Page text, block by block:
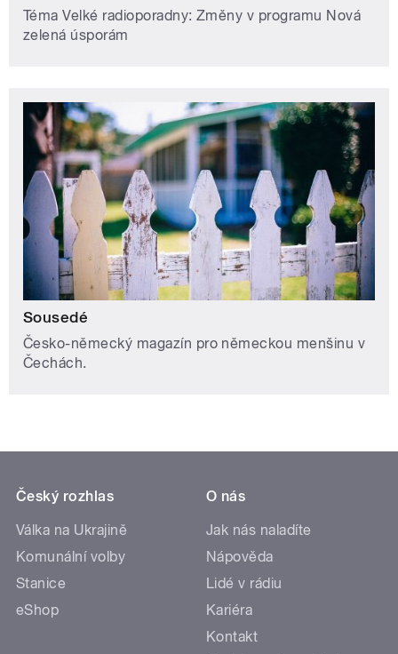
Téma Velké radioporadny: Změny v programu Nová
zelená úsporám
Sousedé
Česko-německý magazín pro německou menšinu v
Čechách.
Český rozhlas
Válka na Ukrajině
Komunální volby
Stanice
eShop
O nás
Jak nás naladíte
Nápověda
Lidé v rádiu
Kariéra
Kontakt